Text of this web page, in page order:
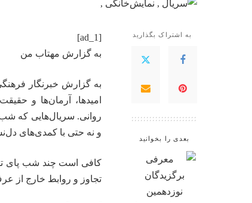
به اشتراک بگذارید
بعدی را بخوانید
[ad_1]
به گزارش مهتاب من
به گزارش خبرنگار
امیدها، آرمان‌ها و
روانی. سریال‌هایی که
و نه حتی با کمدی‌های
کافی‌ است چند شب پای
تجاوز و روابط خارج از